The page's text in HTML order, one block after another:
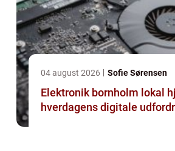
04 august 2026 Sofie Sørensen
Elektronik bornholm lokal hjælp til
hverdagens digitale